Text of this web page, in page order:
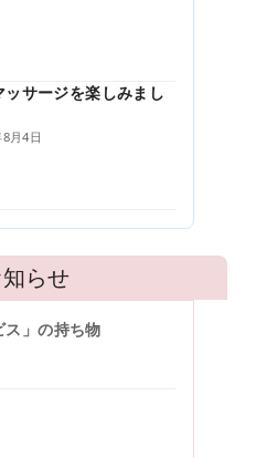
月4日
ッサージを楽しみまし
らせ
ス」の持ち物